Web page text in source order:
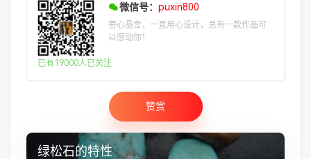
微信号： puxin800
菩心晶舍，一直用心设计，总有一款作品可
以感动你！
已有19000人已关注
赞赏
绿松石的特性